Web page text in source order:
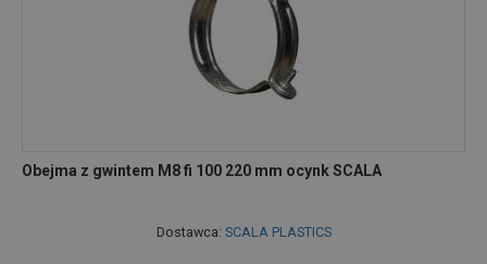
Obejma z gwintem M8 fi 100 220 mm ocynk SCALA
Dostawca: SCALA PLASTICS